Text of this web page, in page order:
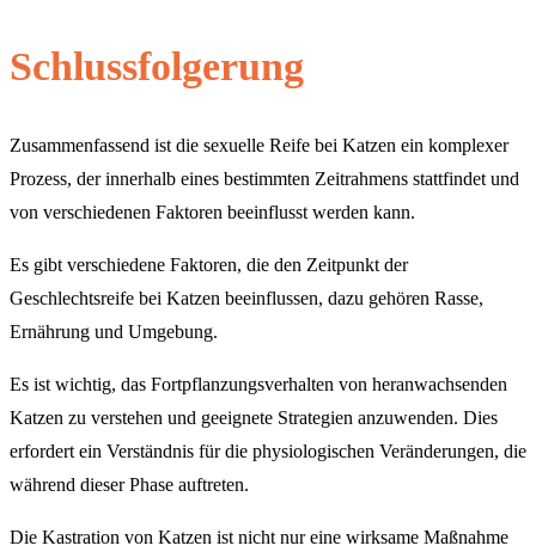
Schlussfolgerung
Zusammenfassend ist die sexuelle Reife bei Katzen ein komplexer
Prozess, der innerhalb eines bestimmten Zeitrahmens stattfindet und
von verschiedenen Faktoren beeinflusst werden kann.
Es gibt verschiedene Faktoren, die den Zeitpunkt der
Geschlechtsreife bei Katzen beeinflussen, dazu gehören Rasse,
Ernährung und Umgebung.
Es ist wichtig, das Fortpflanzungsverhalten von heranwachsenden
Katzen zu verstehen und geeignete Strategien anzuwenden. Dies
erfordert ein Verständnis für die physiologischen Veränderungen, die
während dieser Phase auftreten.
Die Kastration von Katzen ist nicht nur eine wirksame Maßnahme